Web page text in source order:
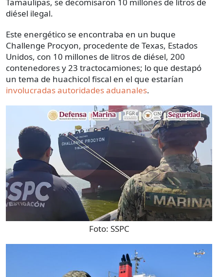
Tamaulipas, se decomisaron 10 millones de litros de
diésel ilegal.
Este energético se encontraba en un buque
Challenge Procyon, procedente de Texas, Estados
Unidos, con 10 millones de litros de diésel, 200
contenedores y 23 tractocamiones; lo que destapó
un tema de huachicol fiscal en el que estarían
involucradas autoridades aduanales.
Foto: SSPC